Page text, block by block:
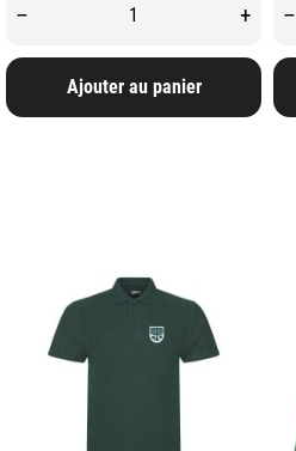
– +
Ajouter au panier
–